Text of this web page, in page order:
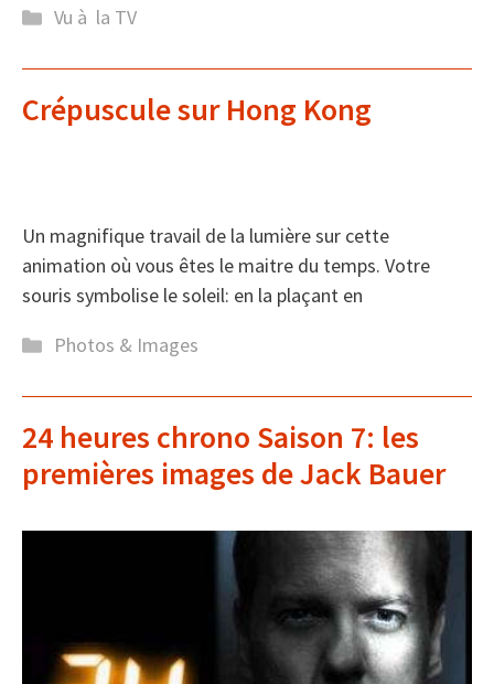
Catégories
Vu à la TV
Crépuscule sur Hong Kong
Un magnifique travail de la lumière sur cette
animation où vous êtes le maitre du temps. Votre
souris symbolise le soleil: en la plaçant en
Catégories
Photos & Images
24 heures chrono Saison 7: les
premières images de Jack Bauer